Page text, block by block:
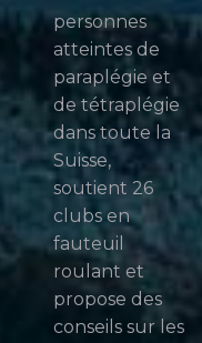
personnes
atteintes de
paraplégie et
de tétraplégie
dans toute la
Suisse,
soutient 26
clubs en
fauteuil
roulant et
propose des
conseils sur les